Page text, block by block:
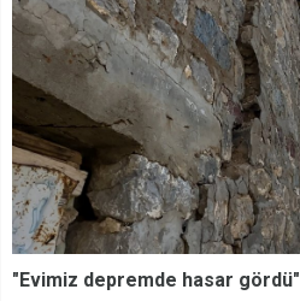
"Evimiz depremde hasar gördü"